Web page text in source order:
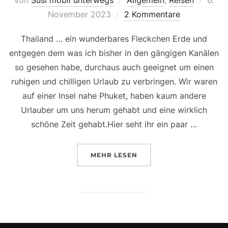
November 2023
2 Kommentare
Thailand … ein wunderbares Fleckchen Erde und
entgegen dem was ich bisher in den gängigen Kanälen
so gesehen habe, durchaus auch geeignet um einen
ruhigen und chilligen Urlaub zu verbringen. Wir waren
auf einer Insel nahe Phuket, haben kaum andere
Urlauber um uns herum gehabt und eine wirklich
schöne Zeit gehabt.Hier seht ihr ein paar …
MEHR ÜBER „EIN BISSCHEN
LESEN